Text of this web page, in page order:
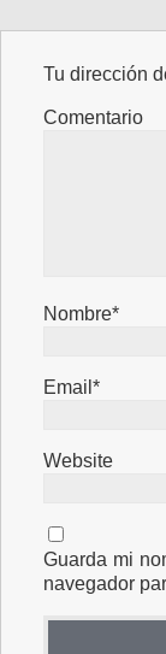
Tu dirección
Comentario
Nombre*
Email*
Website
Guarda mi
navegador